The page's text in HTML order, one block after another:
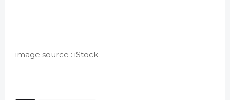
image source : iStock